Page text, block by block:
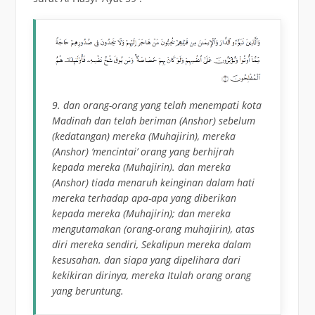
9. dan orang-orang yang telah menempati kota
Madinah dan telah beriman (Anshor) sebelum
(kedatangan) mereka (Muhajirin), mereka
(Anshor) ‘mencintai’ orang yang berhijrah
kepada mereka (Muhajirin). dan mereka
(Anshor) tiada menaruh keinginan dalam hati
mereka terhadap apa-apa yang diberikan
kepada mereka (Muhajirin); dan mereka
mengutamakan (orang-orang muhajirin), atas
diri mereka sendiri, Sekalipun mereka dalam
kesusahan. dan siapa yang dipelihara dari
kekikiran dirinya, mereka Itulah orang orang
yang beruntung.